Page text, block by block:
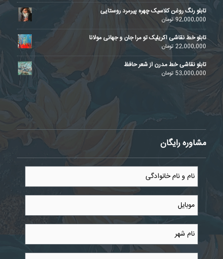
تابلو رنگ روغن کلاسیک چهره پیرمرد روستایی
92,000,000تومان
تابلو خط نقاشی اکریلیک تو مرا جان و جهانی مولانا
22,000,000 تومان
تابلو نقاشی خط مدرن از شعر حافظ
53,000,000 تومان
مشاوره رایگان
نام
نام
خانوادگی
موبایل
نام
شهر *